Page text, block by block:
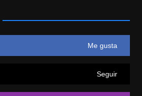
Me gusta
Seguir